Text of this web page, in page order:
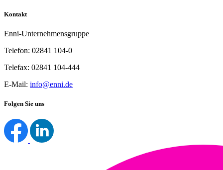
Kontakt
Enni-Unternehmensgruppe
Telefon: 02841 104-0
Telefax: 02841 104-444
E-Mail: info@enni.de
Folgen Sie uns